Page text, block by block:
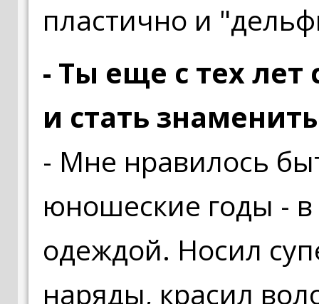
пластично и
- Ты еще с тех лет
и стать
- Мне нравилось
юношеские годы -
одеждой. Носил
наряды, красил